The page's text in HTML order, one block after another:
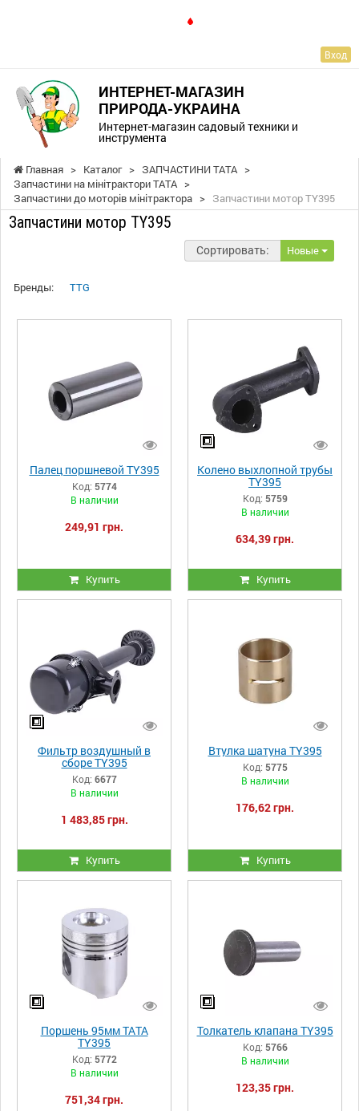
Вход
ИНТЕРНЕТ-МАГАЗИН
ПРИРОДА-УКРАИНА
Интернет-магазин садовый техники и
инструмента
Главная > Каталог > ЗАПЧАСТИНИ ТАТА >
Запчастини на мінітрактори ТАТА >
Запчастини до моторів мінітрактора > Запчастини мотор TY395
Запчастини мотор TY395
Сортировать: Новые
Бренды: TTG
Палец поршневой TY395
Код: 5774
В наличии
249,91 грн.
Купить
Колено выхлопной трубы
TY395
Код: 5759
В наличии
634,39 грн.
Купить
Фильтр воздушный в
сборе TY395
Код: 6677
В наличии
1 483,85 грн.
Купить
Втулка шатуна TY395
Код: 5775
В наличии
176,62 грн.
Купить
Поршень 95мм ТАТА
TY395
Код: 5772
В наличии
751,34 грн.
Толкатель клапана TY395
Код: 5766
В наличии
123,35 грн.